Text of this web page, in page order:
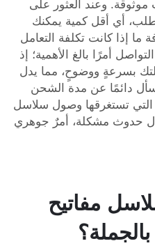
وعند العثور على
أي أقل كمية يمكنك
إذا كانت تكلفة التعامل
أمرًا بالغ الأهمية؛ إذ
بسرعةٍ ووضوحٍ، مما يدل
اسأل دائمًا عن مدة الشحن
التي تستغرقها وصول سلاسل
حدوث مشكلة، أمرٌ جوهري
مفاتيح